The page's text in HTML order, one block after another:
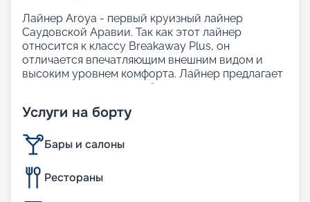
Лайнер Aroya - первый круизный лайнер
Саудовской Аравии. Так как этот лайнер
относится к классу Breakaway Plus, он
отличается впечатляющим внешним видом и
высоким уровнем комфорта. Лайнер предлагает
просторные, светлые общественные зоны,
представлено множество ресторанов, широкий
категории Villa.
Для россиян самыми привлекательными
являются маршруты, в которых зачастую не
требуются визы. Кроме того, цена на круизы в
Услуги на борту
Бары и салоны
Рестораны